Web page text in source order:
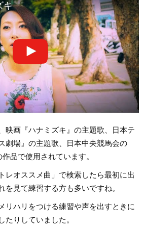
キ
映画『ハナミズキ』の主題歌、日本テ
劇場』の主題歌、日本中央競馬会の
品で使用されています。
レオススメ曲」で検索したら最初に出
を見て練習する方も多いですね。
リハリをつける練習や声を出すときに
たりしていました。